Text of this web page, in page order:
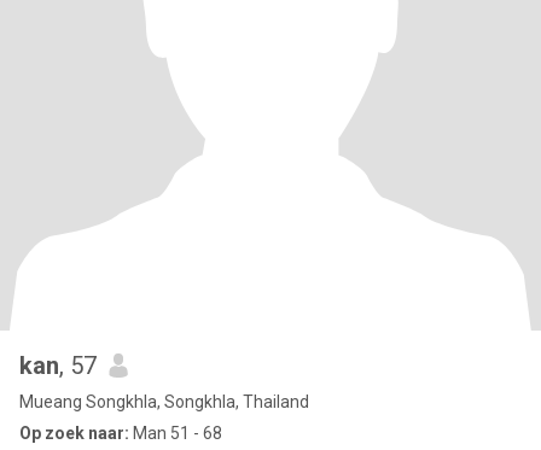
kan, 57
Mueang Songkhla, Songkhla, Thailand
Op zoek naar: Man 51 - 68